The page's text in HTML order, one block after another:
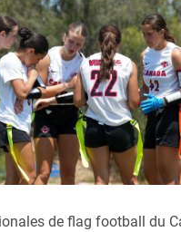
de flag football du